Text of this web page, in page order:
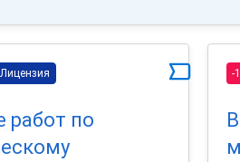
Лицензия
работ по
-